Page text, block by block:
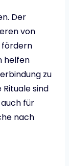
Der
von
fördern
helfen
zu
sind
für
nach